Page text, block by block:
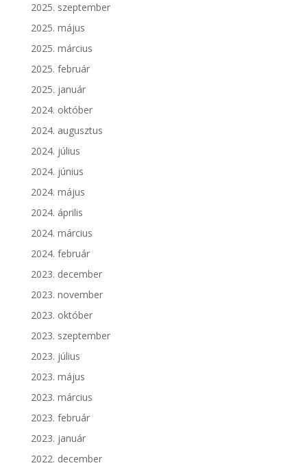
2025. szeptember
2025. május
2025. március
2025. február
2025. január
2024. október
2024. augusztus
2024. július
2024. június
2024. május
2024. április
2024. március
2024. február
2023. december
2023. november
2023. október
2023. szeptember
2023. július
2023. május
2023. március
2023. február
2023. január
2022. december